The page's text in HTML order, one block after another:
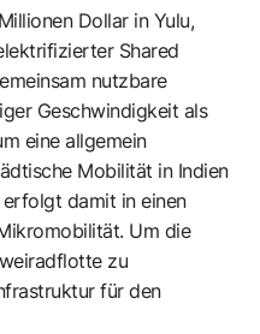
Dollar inYulu,
Shared
nutzbare
Geschwindigkeit als
eine allgemein
Mobilität in Indien
damit in einen
Um die
zu
für den